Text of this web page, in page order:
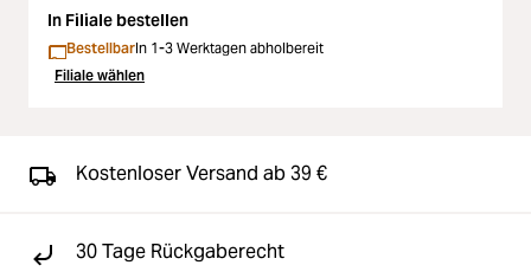
In Filiale bestellen
BestellbarIn 1-3 Werktagen abholbereit
Filiale wählen
Kostenloser Versand ab 39 €
30 Tage Rückgaberecht